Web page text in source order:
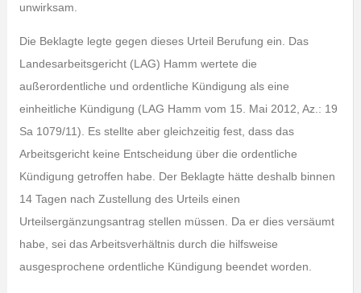
unwirksam.
Die Beklagte legte gegen dieses Urteil Berufung ein. Das
Landesarbeitsgericht (LAG) Hamm wertete die
außerordentliche und ordentliche Kündigung als eine
einheitliche Kündigung (LAG Hamm vom 15. Mai 2012, Az.: 19
Sa 1079/11). Es stellte aber gleichzeitig fest, dass das
Arbeitsgericht keine Entscheidung über die ordentliche
Kündigung getroffen habe. Der Beklagte hätte deshalb binnen
14 Tagen nach Zustellung des Urteils einen
Urteilsergänzungsantrag stellen müssen. Da er dies versäumt
habe, sei das Arbeitsverhältnis durch die hilfsweise
ausgesprochene ordentliche Kündigung beendet worden.